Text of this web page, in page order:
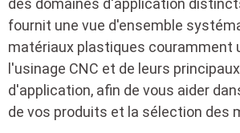
des domaines d'application
fournit une vue d'ensemble
matériaux plastiques couramment
l'usinage CNC et de leurs
d'application, afin de vous aider
de vos produits et la sélection des